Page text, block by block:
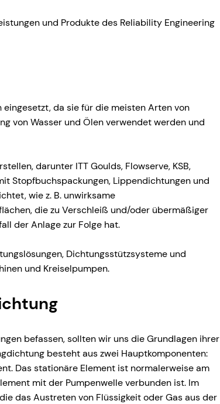
und Produkte des Reliability Engineering
da sie für die meisten Arten von
von Wasser und Ölen verwendet werden und
darunter ITT Goulds, Flowserve, KSB,
Stopfbuchspackungen, Lippendichtungen und
wie z. B. unwirksame
die zu Verschleiß und/oder übermäßiger
der Anlage zur Folge hat.
Dichtungsstützsysteme und
und Kreiselpumpen.
befassen, sollten wir uns die Grundlagen ihrer
besteht aus zwei Hauptkomponenten:
Das stationäre Element ist normalerweise am
mit der Pumpenwelle verbunden ist. Im
das Austreten von Flüssigkeit oder Gas aus der